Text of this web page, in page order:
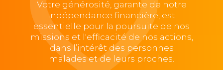
Votre générosité, garante de notre
indépendance financière, est
essentielle pour la poursuite de nos
missions et l'efficacité de nos actions,
dans l’intérêt des personnes
malades et de leurs proches.